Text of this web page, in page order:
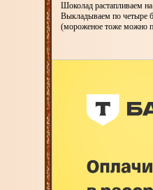
Шоколад растапливаем
Выкладываем по четыре
(мороженое тоже можно